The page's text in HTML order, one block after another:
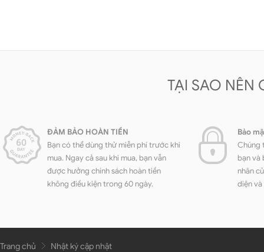
TẠI SAO NÊN
ĐẢM BẢO HOÀN TIỀN
Bạn có thể dùng thử miễn phí trước khi
mua. Ngay cả sau khi mua, bạn vẫn
được hưởng chính sách hoàn tiền
không điều kiện trong 60 ngày.
Bảo
Chúng
bạn và
nhân
diện
Trang chủ Nhật ký cập nhật